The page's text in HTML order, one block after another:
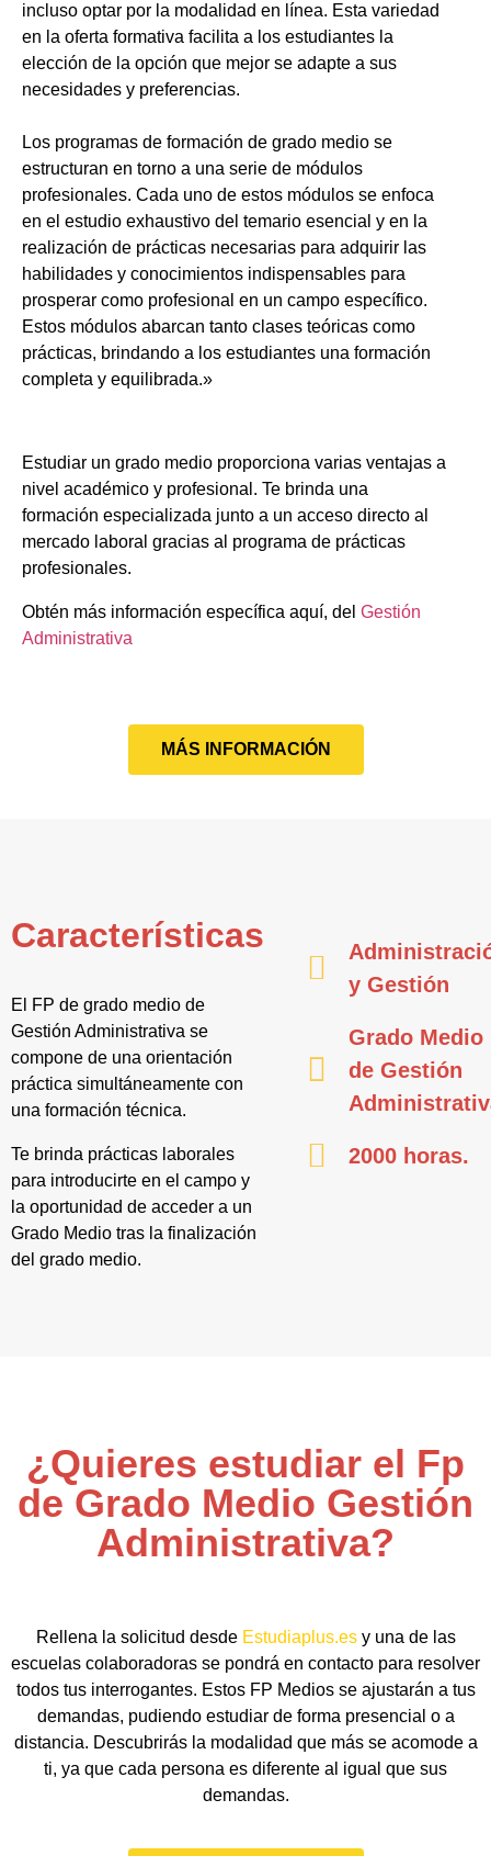
incluso optar por la modalidad en línea. Esta variedad
en la oferta formativa facilita a los estudiantes la
elección de la opción que mejor se adapte a sus
necesidades y preferencias.
Los programas de formación de grado medio se
estructuran en torno a una serie de módulos
profesionales. Cada uno de estos módulos se enfoca
en el estudio exhaustivo del temario esencial y en la
realización de prácticas necesarias para adquirir las
habilidades y conocimientos indispensables para
prosperar como profesional en un campo específico.
Estos módulos abarcan tanto clases teóricas como
prácticas, brindando a los estudiantes una formación
completa y equilibrada.»
Estudiar un grado medio proporciona varias ventajas a
nivel académico y profesional. Te brinda una
formación especializada junto a un acceso directo al
mercado laboral gracias al programa de prácticas
profesionales.
Obtén más información específica aquí, del Gestión
Administrativa
MÁS INFORMACIÓN
Características
El FP de grado medio de
Gestión Administrativa se
compone de una orientación
práctica simultáneamente con
una formación técnica.
Te brinda prácticas laborales
para introducirte en el campo y
la oportunidad de acceder a un
Grado Medio tras la finalización
del grado medio.
y Gestión
Grado Medio
de Gestión
2000 horas.
¿Quieres estudiar el Fp
de Grado Medio Gestión
Administrativa?
Rellena la solicitud desde Estudiaplus.esy una de las
escuelas colaboradoras se pondrá en contacto para resolver
todos tus interrogantes. Estos FP Medios se ajustarán a tus
demandas, pudiendo estudiar de forma presencial o a
distancia. Descubrirás la modalidad que más se acomode a
ti, ya que cada persona es diferente al igual que sus
demandas.